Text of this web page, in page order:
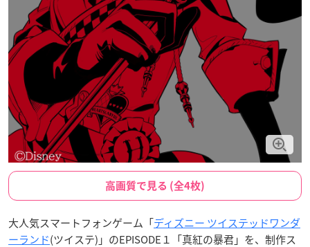
高画質で見る (全4枚)
大人気スマートフォンゲーム「ディズニー ツイステッドワンダ
ーランド(ツイステ)」のEPISODE１「真紅の暴君」を、制作ス